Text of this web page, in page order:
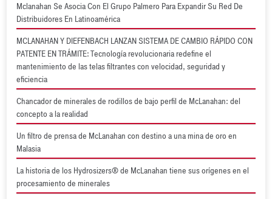
Mclanahan Se Asocia Con El Grupo Palmero Para Expandir Su Red De
Distribuidores En Latinoamérica
MCLANAHAN Y DIEFENBACH LANZAN SISTEMA DE CAMBIO RÁPIDO CON
PATENTE EN TRÁMITE: Tecnología revolucionaria redefine el
mantenimiento de las telas filtrantes con velocidad, seguridad y
eficiencia
Chancador de minerales de rodillos de bajo perfil de McLanahan: del
concepto a la realidad
Un filtro de prensa de McLanahan con destino a una mina de oro en
Malasia
La historia de los Hydrosizers® de McLanahan tiene sus orígenes en el
procesamiento de minerales